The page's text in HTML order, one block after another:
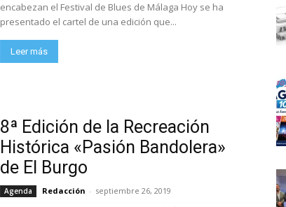
encabezan el Festival de Blues de Málaga Hoy se ha
presentado el cartel de una edición que...
Leer más
8ª Edición de la Recreación
Histórica «Pasión Bandolera»
de El Burgo
Agenda Redacción - septiembre 26, 2019